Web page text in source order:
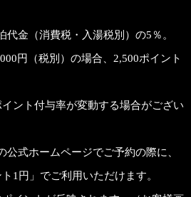
金（消費税・入湯税別）の5％。
円（税別）の場合、2,500ポイント
ント付与率が変動する場合がござい
式ホームページでご予約の際に、
1円」でご利用いただけます。